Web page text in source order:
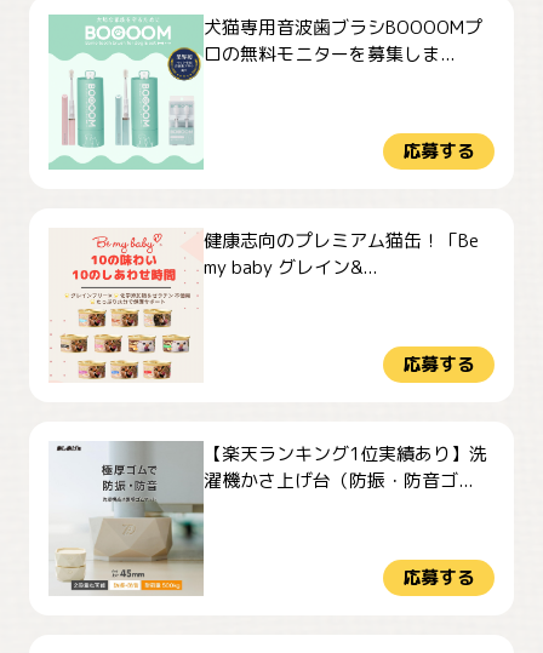
犬猫専用音波歯ブラシBOOOOMプ
ロの無料モニターを募集しま...
応募する
健康志向のプレミアム猫缶！「Be
my baby グレイン&...
応募する
【楽天ランキング1位実績あり】洗
濯機かさ上げ台（防振・防音ゴ...
応募する